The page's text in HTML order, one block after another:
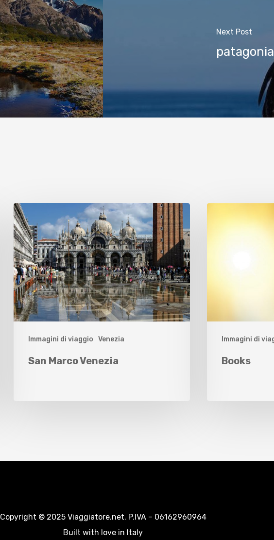
Next Post
Immagini di viaggio Venezia
San Marco Venezia
Immagini di
Books
Copyright © 2025 Viaggiatore.net. P.IVA – 06162960964
Built with love in Italy